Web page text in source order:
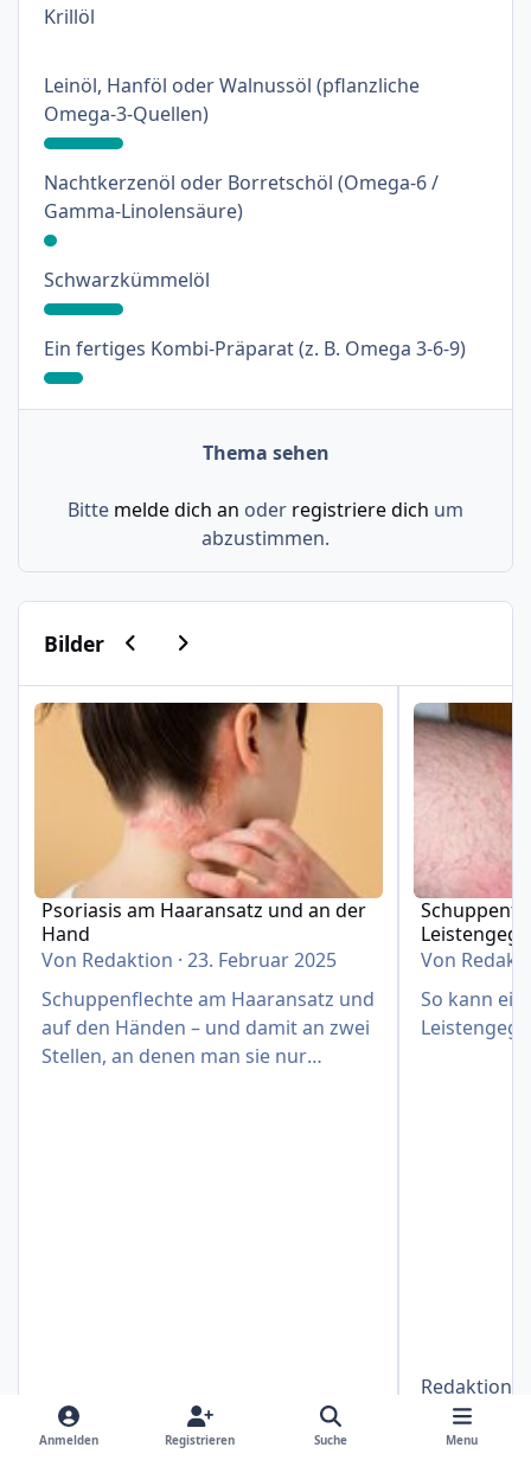
Krillöl: 0%
Leinöl, Hanföl oder Walnussöl (pflanzliche
Omega-3-Quellen): 18%
Nachtkerzenöl oder Borretschöl (Omega-6 /
Gamma-Linolensäure): 3%
Schwarzkümmelöl: 18%
Ein fertiges Kombi-Präparat (z. B. Omega 3-6-9): 9%
Thema sehen
Bitte melde dich an oder registriere dich um
abzustimmen.
BilderVorherige Karussell-Folie
Nächste Karussell-Folie
Psoriasis am Haaransatz und an der Hand
Psoriasis am Haaransatz und an der
Hand
Von Redaktion ·23. Februar 2025
Schuppenflechte am Haaransatz und
auf den Händen – und damit an zwei
Stellen, an denen man sie nur
Redaktion 23. Februar 2025
Von
So kann
Redaktion
Anmelden Registrieren Suche Menu